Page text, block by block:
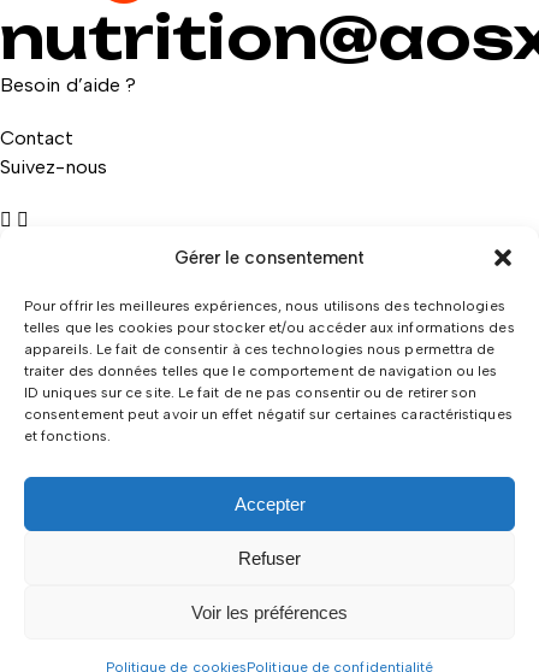
Gérer le consentement
Pour offrir les meilleures expériences, nous utilisons des technologies
telles que les cookies pour stocker et/ou accéder aux informations des
appareils. Le fait de consentir à ces technologies nous permettra de
traiter des données telles que le comportement de navigation ou les
ID uniques sur ce site. Le fait de ne pas consentir ou de retirer son
consentement peut avoir un effet négatif sur certaines caractéristiques
et fonctions.
Accepter
Refuser
Voir les préférences
Politique de cookiesPolitique de confidentialité
Besoin d’aide ?
Contact
Suivez-nous
Modes de paiement